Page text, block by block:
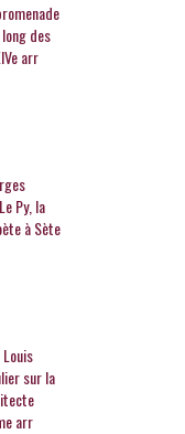
des
arr
Py, la
à Sète
sur la
arr